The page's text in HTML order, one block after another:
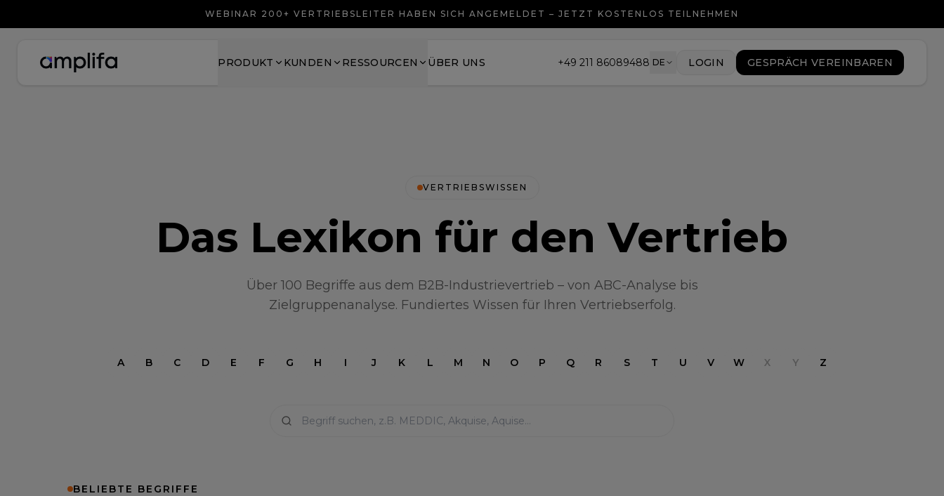
WEBINAR 200+ VERTRIEBSLEITER HABEN SICH ANGEMELDET – JETZT KOSTENLOS TEILNEHMEN
PRODUKT KUNDEN RESSOURCEN ÜBER UNS +49 211 86089488 DE LOGIN GESPRÄCH VEREINBAREN
VERTRIEBSWISSEN
Das Lexikon für den Vertrieb
Über 100 Begriffe aus dem B2B-Industrievertrieb – von ABC-Analyse bis
Zielgruppenanalyse. Fundiertes Wissen für Ihren Vertriebserfolg.
A B C D E F G H I J K L M N O P Q R S T U V W X Y Z
BELIEBTE BEGRIFFE